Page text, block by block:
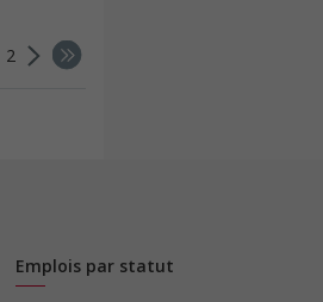
2
Emplois par statut